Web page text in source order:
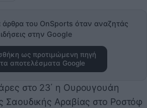
άρθρα του OnSports όταν αναζητάς
στην Google
ως προτιμώμενη πηγή
αποτελέσματα Google
στο 23΄ η Ουρουγουάη
Σαουδικής Αραβίας στο Ροστόφ